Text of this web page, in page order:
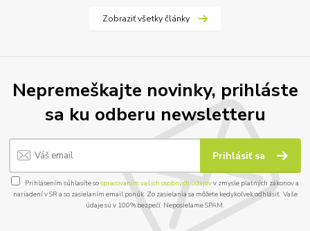
Zobraziť všetky články
Nepremeškajte novinky, prihláste
sa ku odberu newsletteru
Prihlásiť sa
Prihlásením súhlasíte sospracovaním vašich osobných údajovv zmysle platných zákonov a
nariadení v SR a so zasielaním email ponúk. Zo zasielania sa môžete kedykoľvek odhlásiť. Vaše
údaje sú v 100% bezpečí. Neposielame SPAM.